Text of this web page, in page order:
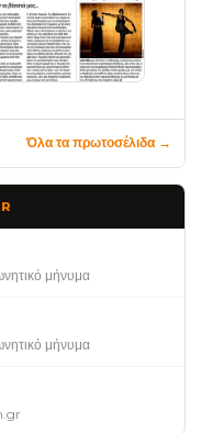
Όλα τα πρωτοσέλιδα →
μήνυμα
μήνυμα